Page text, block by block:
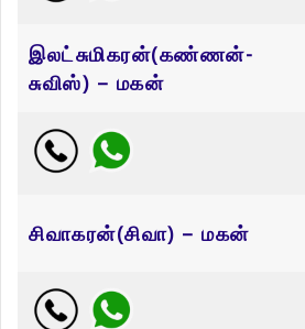
இலட்சுமிகரன்(கண்ணன்-
சுவிஸ்) – மகன்
சிவாகரன்(சிவா) – மகன்